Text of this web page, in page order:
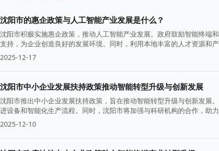
沈阳市的惠企政策与人工智能产业发展是什么？
沈阳市积极实施惠企政策，推动人工智能产业发展。政府鼓励智能终端
支持，为企业创造良好的发展环境。同时，利用本地丰富的人才资源和
的竞争力。
2025-12-17
沈阳市中小企业发展扶持政策推动智能转型升级与创新发展
沈阳市推出中小企业发展扶持政策，旨在推动智能转型升级与创新发展
进设备和智能化生产流程。同时，沈阳市将加强与科研机构的合作，助
2025-12-10